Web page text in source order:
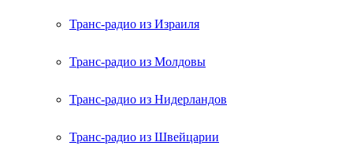
Транс-радио из Израиля
Транс-радио из Молдовы
Транс-радио из Нидерландов
Транс-радио из Швейцарии